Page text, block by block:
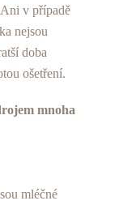
v případě
nejsou
doba
ošetření.
mnoha
mléčné